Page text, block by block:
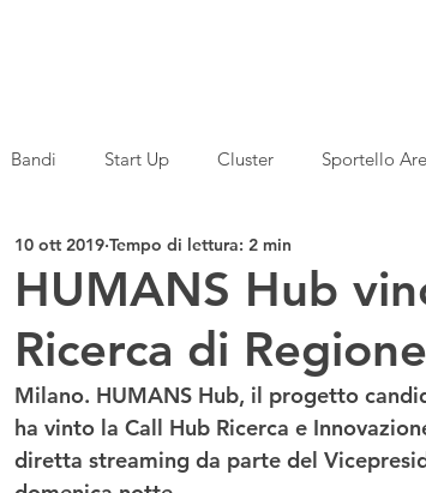
Bandi Start Up Cluster Sportello
HUMANS Hub
Ricerca di
10 ott 2019 Tempo di lettura: 2 min
Milano. HUMANS Hub, il progetto
ha vinto la Call Hub Ricerca e
diretta streaming da parte del